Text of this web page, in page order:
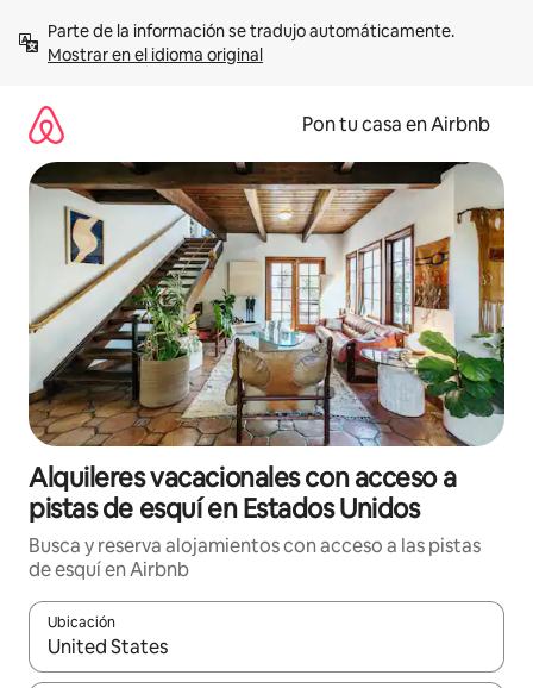
contenidoMostrar en el idioma original
Pon tu casa en Airbnb
Alquileres vacacionales con acceso a
pistas de esquí en Estados Unidos
Busca y reserva alojamientos con acceso a las pistas
de esquí en Airbnb
Ubicación
Cuando los resultados estén disponibles, navega con las